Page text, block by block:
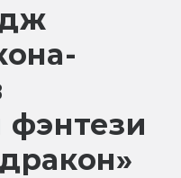
фэнтези